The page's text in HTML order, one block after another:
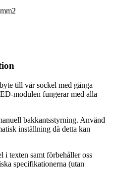
till vår sockel med gänga
modulen fungerar med alla
bakkantsstyrning. Använd
inställning då detta kan
i texten samt förbehåller oss
specifikationerna (utan